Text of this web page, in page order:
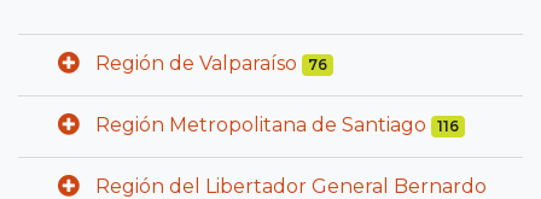
Región de Valparaíso 76
Región Metropolitana de Santiago 116
Región del Libertador General Bernardo